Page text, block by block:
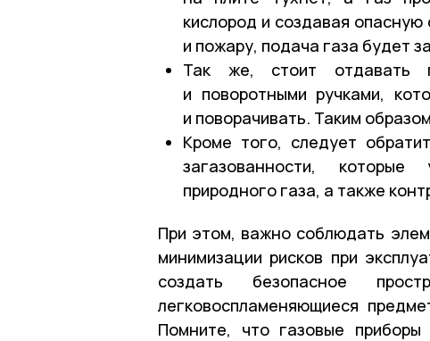
кислород и создавая
и пожару, подача газа будет
Так же, стоит отдавать
и поворотными ручками,
и поворачивать. Таким
Кроме того, следует
загазованности,
природного газа, а также
При этом, важно соблюдать
минимизации рисков при
создать безопасное
легковоспламеняющиеся
Помните, что газовые